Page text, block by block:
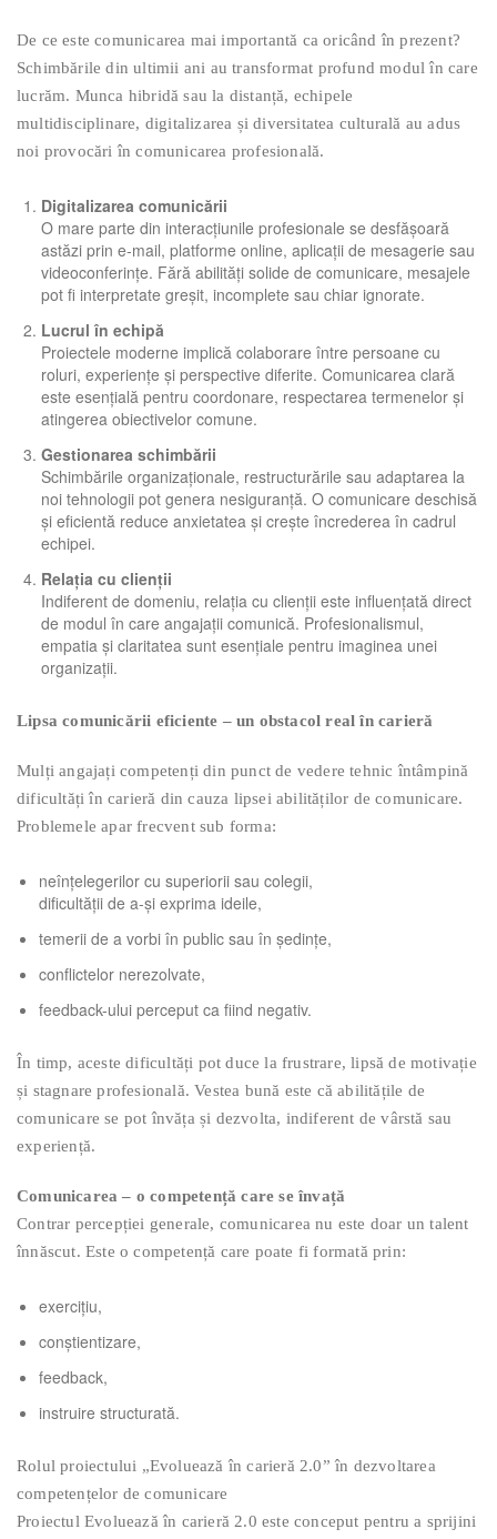
De ce este comunicarea mai importantă ca oricând în prezent?
Schimbările din ultimii ani au transformat profund modul în care
lucrăm. Munca hibridă sau la distanță, echipele
multidisciplinare, digitalizarea și diversitatea culturală au adus
noi provocări în comunicarea profesională.
Digitalizarea comunicării
O mare parte din interacțiunile profesionale se desfășoară
astăzi prin e-mail, platforme online, aplicații de mesagerie sau
videoconferințe. Fără abilități solide de comunicare, mesajele
pot fi interpretate greșit, incomplete sau chiar ignorate.
Lucrul în echipă
Proiectele moderne implică colaborare între persoane cu
roluri, experiențe și perspective diferite. Comunicarea clară
este esențială pentru coordonare, respectarea termenelor și
atingerea obiectivelor comune.
Gestionarea schimbării
Schimbările organizaționale, restructurările sau adaptarea la
noi tehnologii pot genera nesiguranță. O comunicare deschisă
și eficientă reduce anxietatea și crește încrederea în cadrul
echipei.
Relația cu clienţii
Indiferent de domeniu, relația cu clienții este influențată direct
de modul în care angajații comunică. Profesionalismul,
empatia și claritatea sunt esențiale pentru imaginea unei
organizații.
Lipsa comunicării eficiente – un obstacol real în carieră
Mulți angajați competenți din punct de vedere tehnic întâmpină
dificultăți în carieră din cauza lipsei abilităților de comunicare.
Problemele apar frecvent sub forma:
neînțelegerilor cu superiorii sau colegii,
dificultății de a-și exprima ideile,
temerii de a vorbi în public sau în ședințe,
conflictelor nerezolvate,
feedback-ului perceput ca fiind negativ.
În timp, aceste dificultăți pot duce la frustrare, lipsă de motivație
și stagnare profesională. Vestea bună este că abilitățile de
comunicare se pot învăța și dezvolta, indiferent de vârstă sau
experiență.
Comunicarea – o competență care se învață
Contrar percepției generale, comunicarea nu este doar un talent
înnăscut. Este o competență care poate fi formată prin:
exercițiu,
conștientizare,
feedback,
instruire structurată.
Rolul proiectului „Evoluează în carieră 2.0” în dezvoltarea
competențelor de comunicare
Proiectul Evoluează în carieră 2.0 este conceput pentru a sprijini